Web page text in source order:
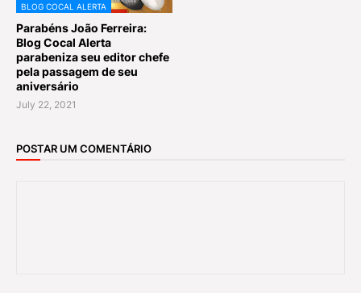
BLOG COCAL ALERTA
Parabéns João Ferreira:
Blog Cocal Alerta
parabeniza seu editor chefe
pela passagem de seu
aniversário
July 22, 2021
POSTAR UM COMENTÁRIO